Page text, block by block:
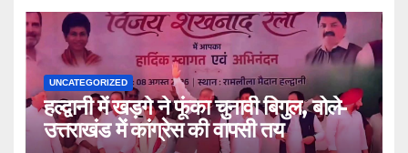
UNCATEGORIZED
हल्द्वानी में खड़गे ने फूंका चुनावी बिगुल, बोले-
उत्तराखंड में कांग्रेस की वापसी तय